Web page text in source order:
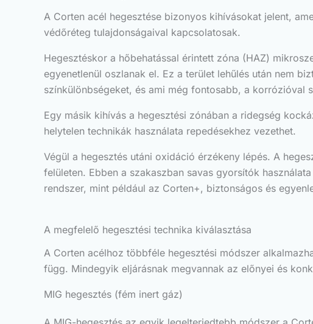
A Corten acél hegesztése bizonyos kihívásokat jelent,
védőréteg tulajdonságaival kapcsolatosak.
Hegesztéskor a hőbehatással érintett zóna (HAZ)
egyenetlenül oszlanak el. Ez a terület lehűlés után nem
színkülönbségeket, és ami még fontosabb, a korrózióval
Egy másik kihívás a hegesztési zónában a ridegség
helytelen technikák használata repedésekhez vezethet.
Végül a hegesztés utáni oxidáció érzékeny lépés. A
felületen. Ebben a szakaszban savas gyorsítók
rendszer, mint például az Corten+, biztonságos és
A megfelelő hegesztési technika kiválasztása
A Corten acélhoz többféle hegesztési módszer
függ. Mindegyik eljárásnak megvannak az előnyei és
MIG hegesztés (fém inert gáz)